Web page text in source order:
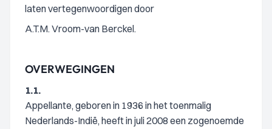
laten vertegenwoordigen door
A.T.M. Vroom-van Berckel.
OVERWEGINGEN
1.1.
Appellante, geboren in 1936 in het toenmalig
Nederlands-Indië, heeft in juli 2008 een zogenoemde